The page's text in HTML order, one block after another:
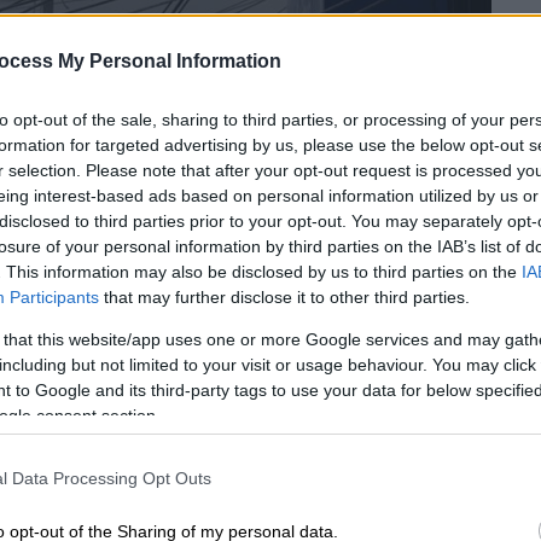
My Personal Information
opt-out of the sale, sharing to third parties, or processing of your
for targeted advertising by us, please use the below opt-out
selection. Please note that after your opt-out request is processed
interest-based ads based on personal information utilized by us
to third parties prior to your opt-out. You may separately
of your personal information by third parties on the IAB’s list of
This information may also be disclosed by us to third parties on the
Participants that may further disclose it to other third parties.
that this website/app uses one or more Google services and may
but not limited to your visit or usage behaviour. You may
to Google and its third-party tags to use your data for below
consent section.
Data Processing Opt Outs
opt-out of the Sharing of my personal data.
το ΕΘΝΟΣ στη Google
σήμερα, Τρίτη αρχικά κυρίως στα δυτικά
το βράδυ θα επεκταθούν σε αρκετές
πρόγνωση καιρούτουmeteo.gr,του
έχει τεθεί σε ισχύ τοέκτακτο δελτίο
η ΕΜΥ.
διευθύνσειςμε εντάσεις έως 6 μποφόρ
ορατότητα και τοπικές ομίχλες τις